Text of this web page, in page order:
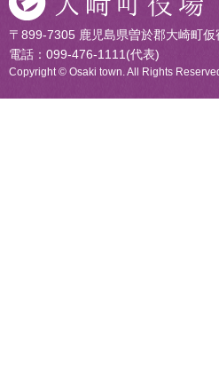
〒899-7305 鹿児島県曽於郡大崎町
電話：099-476-1111(代表)
Copyright © Osaki town. All Rights